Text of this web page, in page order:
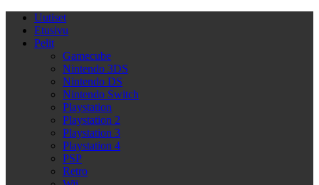
Uutiset
Etusivu
Pelit
Gamecube
Nintendo 3DS
Nintendo DS
Nintendo Switch
Playstation
Playstation 2
Playstation 3
Playstation 4
PSP
Retro